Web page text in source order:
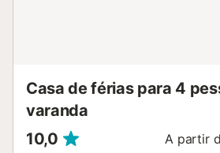
Casa de férias para 4
varanda
10,0
A partir